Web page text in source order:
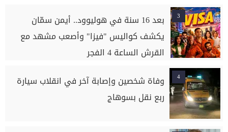
3
بعد 16 سنة في هوليوود.. أيمن سمّان
يكشف كواليس "فيزا" وأصعب مشهد مع
القرش الساعة 4 الفجر
4
وفاة شخصين وإصابة آخر في انقلاب سيارة
ربع نقل بسوهاج